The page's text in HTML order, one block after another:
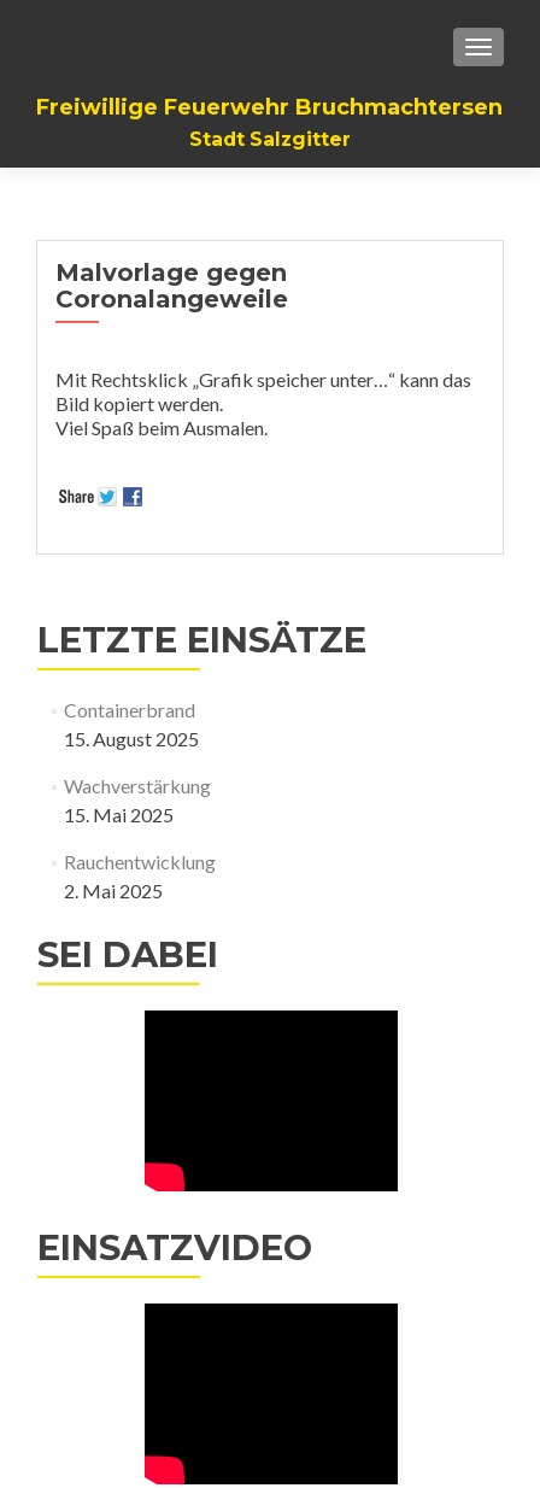
Freiwillige Feuerwehr Bruchmachtersen
Stadt Salzgitter
Malvorlage gegen
Coronalangeweile
Mit Rechtsklick „Grafik speicher unter…“ kann das
Bild kopiert werden.
Viel Spaß beim Ausmalen.
LETZTE EINSÄTZE
Containerbrand
15. August 2025
Wachverstärkung
15. Mai 2025
Rauchentwicklung
2. Mai 2025
SEI DABEI
EINSATZVIDEO